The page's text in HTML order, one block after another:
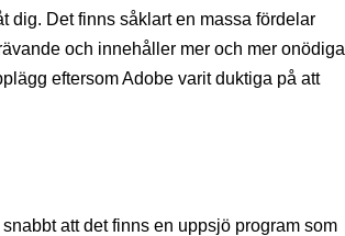
dig. Det finns såklart en massa fördelar
och innehåller mer och mer onödiga
eftersom Adobe varit duktiga på att
att det finns en uppsjö program som